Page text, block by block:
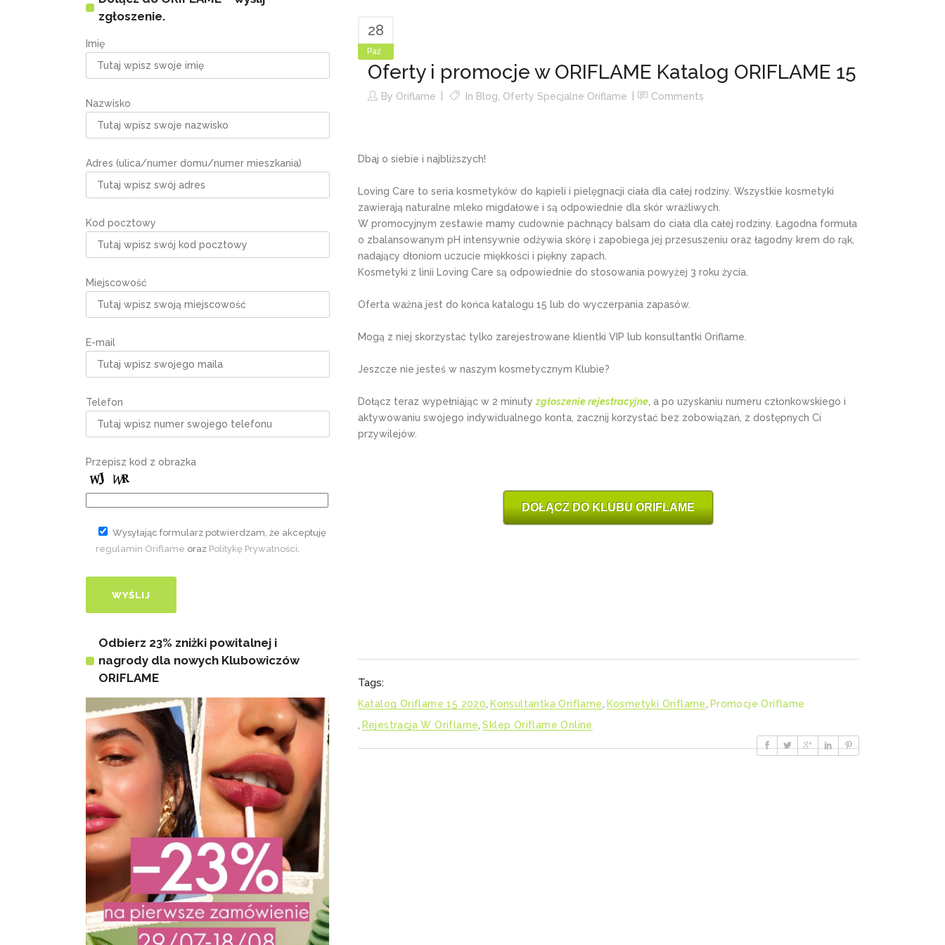
zgłoszenie.
Imię
Nazwisko
Adres (ulica/numer domu/numer mieszkania)
Kod pocztowy
Miejscowość
E-mail
Telefon
Przepisz kod z obrazka
Wysyłając formularz potwierdzam, że akceptuję
regulamin Oriflame oraz Politykę Prywatności.
Odbierz 23% zniżki powitalnej i
nagrody dla nowych Klubowiczów
ORIFLAME
28
Paź
Oferty i promocje w ORIFLAME Katalog ORIFLAME 15
By Oriflame In Blog, Oferty Specjalne Oriflame Comments
Dbaj o siebie i najbliższych!
Loving Care to seria kosmetyków do kąpieli i pielęgnacji ciała dla całej rodziny. Wszystkie kosmetyki
zawierają naturalne mleko migdałowe i są odpowiednie dla skór wrażliwych.
W promocyjnym zestawie mamy cudownie pachnący balsam do ciała dla całej rodziny. Łagodna formuła
o zbalansowanym pH intensywnie odżywia skórę i zapobiega jej przesuszeniu oraz łagodny krem do rąk,
nadający dłoniom uczucie miękkości i piękny zapach.
Kosmetyki z linii Loving Care są odpowiednie do stosowania powyżej 3 roku życia.
Oferta ważna jest do końca katalogu 15 lub do wyczerpania zapasów.
Mogą z niej skorzystać tylko zarejestrowane klientki VIP lub konsultantki Oriflame.
Jeszcze nie jesteś w naszym kosmetycznym Klubie?
Dołącz teraz wypełniając w 2 minutyzgłoszenie rejestracyjne, a po uzyskaniu numeru członkowskiego i
aktywowaniu swojego indywidualnego konta, zacznij korzystać bez zobowiązań, z dostępnych Ci
przywilejów.
DOŁĄCZ DO KLUBU ORIFLAME
Tags:
Katalog Oriflame 15 2020, Konsultantka Oriflame, Kosmetyki Oriflame, Promocje Oriflame
, Rejestracja W Oriflame, Sklep Oriflame Online